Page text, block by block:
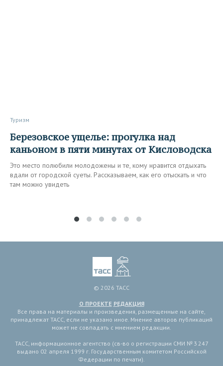
Туризм
Березовское ущелье: прогулка над
каньоном в пяти минутах от Кисловодска
Это место полюбили молодожены и те, кому нравится отдыхать
вдали от городской суеты. Рассказываем, как его отыскать и что
там можно увидеть
© 2026 ТАСС
О ПРОЕКТЕ РЕДАКЦИЯ
Все права на материалы и произведения, размещенные на сайте,
принадлежат ТАСС, если не указано иное. Мнение авторов публикаций
может не совпадать с мнением редакции.
ТАСС, информационное агентство (св-во о регистрации СМИ № 3 247
выдано 02 апреля 1999 г. Государственным комитетом Российской
Федерации по печати).